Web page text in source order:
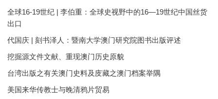
全球16-19世纪 | 李伯重：全球史视野中的16—19世纪中国丝货
出口
代国庆 | 刻书泽人：暨南大学澳门研究院图书出版评述
挖掘源文件文献、重现澳门历史原貌
台湾出版之有关澳门史料及庋藏之澳门档案举隅
美国来华传教士与晚清鸦片贸易